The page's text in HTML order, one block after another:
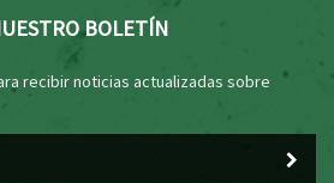
BOLETÍN
recibir noticias actualizadas sobre